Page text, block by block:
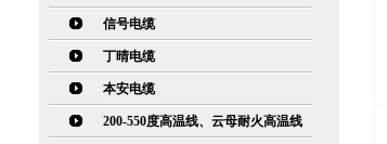
信号电缆
丁晴电缆
本安电缆
200-550度高温线、云母耐火高温线